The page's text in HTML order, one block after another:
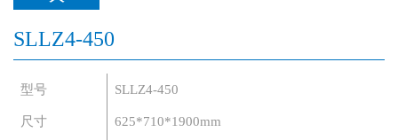
SLLZ4-450
型号 SLLZ4-450
尺寸 625*710*1900mm